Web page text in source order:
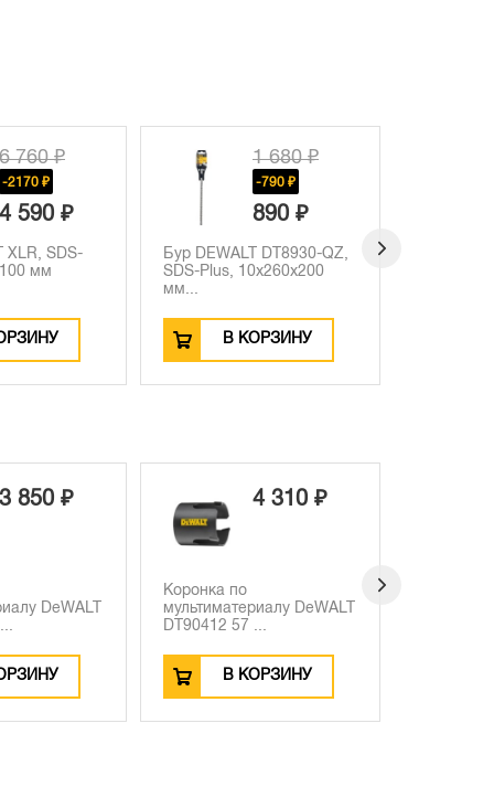
6 760 ₽
-2170 ₽
4 590 ₽
XLR, SDS-
мм
1 680 ₽
-790 ₽
890 ₽
Бур DEWALT DT8930-QZ,
SDS-Plus, 10x260x200
мм...
В КОРЗИНУ
3 850 ₽
DeWALT
4 310 ₽
Коронка по
мультиматериалу DeWALT
DT90412 57 ...
В КОРЗИНУ